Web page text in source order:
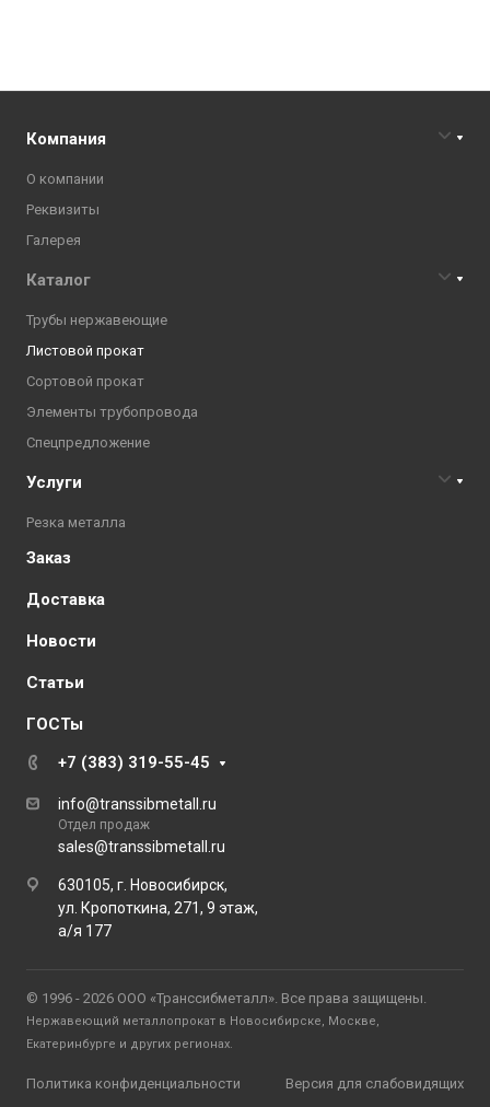
Компания
О компании
Реквизиты
Галерея
Каталог
Трубы нержавеющие
Листовой прокат
Сортовой прокат
Элементы трубопровода
Спецпредложение
Услуги
Резка металла
Заказ
Доставка
Новости
Статьи
ГОСТы
+7 (383) 319-55-45
info@transsibmetall.ru
Отдел продаж
sales@transsibmetall.ru
630105, г. Новосибирск,
ул. Кропоткина, 271, 9 этаж,
а/я 177
© 1996 - 2026 ООО «Транссибметалл». Все права защищены.
Нержавеющий металлопрокат в Новосибирске, Москве,
Екатеринбурге и других регионах.
Политика конфиденциальности Версия для слабовидящих